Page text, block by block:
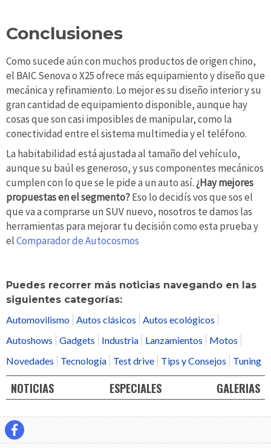
Conclusiones
Como sucede aún con muchos productos de origen chino,
el BAIC Senova o X25 ofrece más equipamiento y diseño que
mecánica y refinamiento. Lo mejor es su diseño interior y su
gran cantidad de equipamiento disponible, aunque hay
cosas que son casi imposibles de manipular, como la
conectividad entre el sistema multimedia y el teléfono.
La habitabilidad está ajustada al tamaño del vehículo,
aunque su baúl es generoso, y sus componentes mecánicos
cumplen con lo que se le pide a un auto así.¿Hay mejores
propuestas en el segmento?Eso lo decidís vos que sos el
que va a comprarse un SUV nuevo, nosotros te damos las
herramientas para mejorar tu decisión como esta prueba y
elComparador de Autocosmos
Puedes recorrer más noticias navegando en las
siguientes categorías:
Automovilismo Autos clásicos
Autos ecológicos
Autoshows
Gadgets Industria Lanzamientos
Motos
Novedades
Tecnología Test drive Tips y Consejos Tuning
NOTICIAS ESPECIALES GALERIAS